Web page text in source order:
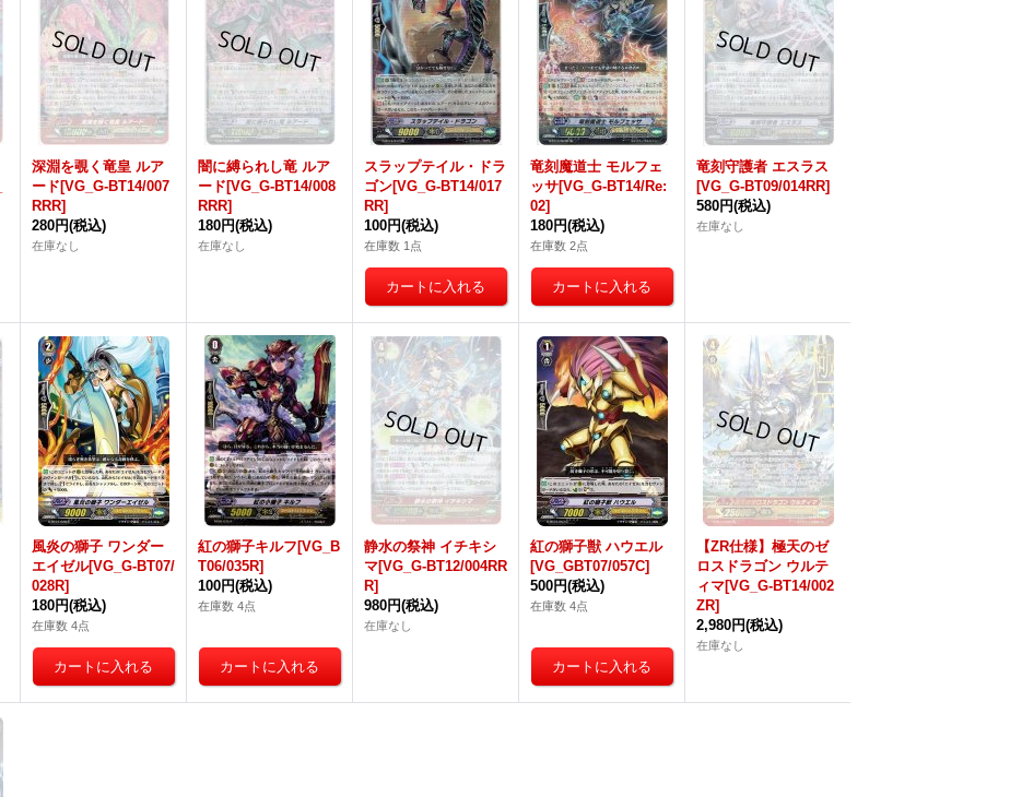
深淵を覗く竜皇 ルア
ード[VG_G-BT14/007
RRR]
280円(税込)
在庫なし
闇に縛られし竜 ルア
ード[VG_G-BT14/008
RRR]
180円(税込)
在庫なし
スラップテイル・ドラ
ゴン[VG_G-BT14/017
RR]
100円(税込)
在庫数 1点
竜刻魔道士 モルフェ
ッサ[VG_G-BT14/Re:
02]
180円(税込)
在庫数 2点
竜刻守護者 エスラス
[VG_G-BT09/014RR]
580円(税込)
在庫なし
風炎の獅子 ワンダー
エイゼル[VG_G-BT07/
028R]
180円(税込)
在庫数 4点
紅の獅子キルフ[VG_B
T06/035R]
100円(税込)
在庫数 4点
静水の祭神 イチキシ
マ[VG_G-BT12/004RR
R]
980円(税込)
在庫なし
紅の獅子獣 ハウエル
[VG_GBT07/057C]
500円(税込)
在庫数 4点
【ZR仕様】極天のゼ
ロスドラゴン ウルテ
ィマ[VG_G-BT14/002
ZR]
2,980円(税込)
在庫なし